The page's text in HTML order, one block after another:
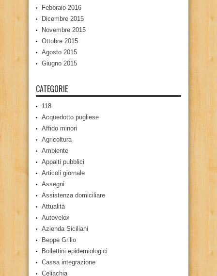
Febbraio 2016
Dicembre 2015
Novembre 2015
Ottobre 2015
Agosto 2015
Giugno 2015
CATEGORIE
118
Acquedotto pugliese
Affido minori
Agricoltura
Ambiente
Appalti pubblici
Articoli giornale
Assegni
Assistenza domiciliare
Attualità
Autovelox
Azienda Siciliani
Beppe Grillo
Bollettini epidemiologici
Cassa integrazione
Celiachia